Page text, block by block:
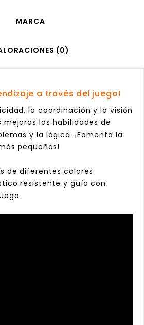
MARCA
(0)
a través del juego!
la coordinación y la visión
las habilidades de
y la lógica. ¡Fomenta la
pequeños!
de diferentes colores
resistente y guía con